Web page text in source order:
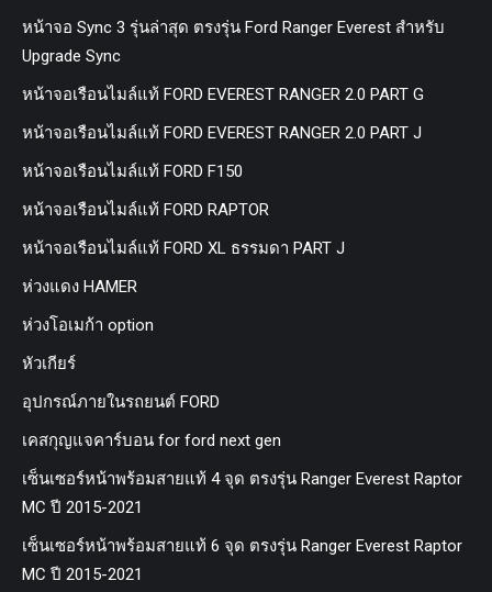
หน้าจอ Sync 3 รุ่นล่าสุด ตรงรุ่น Ford Ranger Everest สำหรับ
Upgrade Sync
หน้าจอเรือนไมล์แท้ FORD EVEREST RANGER 2.0 PART G
หน้าจอเรือนไมล์แท้ FORD EVEREST RANGER 2.0 PART J
หน้าจอเรือนไมล์แท้ FORD F150
หน้าจอเรือนไมล์แท้ FORD RAPTOR
หน้าจอเรือนไมล์แท้ FORD XL ธรรมดา PART J
ห่วงแดง HAMER
ห่วงโอเมก้า option
หัวเกียร์
อุปกรณ์ภายในรถยนต์ FORD
เคสกุญแจคาร์บอน for ford next gen
เซ็นเซอร์หน้าพร้อมสายแท้ 4 จุด ตรงรุ่น Ranger Everest Raptor
MC ปี 2015-2021
เซ็นเซอร์หน้าพร้อมสายแท้ 6 จุด ตรงรุ่น Ranger Everest Raptor
MC ปี 2015-2021